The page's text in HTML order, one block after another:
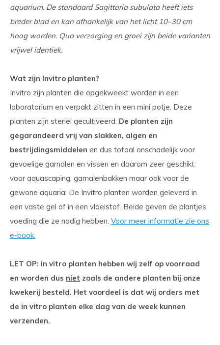
aquarium. De standaard Sagittaria subulata heeft iets
breder blad en kan afhankelijk van het licht 10–30 cm
hoog worden. Qua verzorging en groei zijn beide varianten
vrijwel identiek.
Wat zijn Invitro planten?
Invitro zijn planten die opgekweekt worden in een
laboratorium en verpakt zitten in een mini potje. Deze
planten zijn steriel gecultiveerd. De planten zijn
gegarandeerd vrij van slakken, algen en
bestrijdingsmiddelen en dus totaal onschadelijk voor
gevoelige garnalen en vissen en daarom zeer geschikt
voor aquascaping, garnalenbakken maar ook voor de
gewone aquaria. De Invitro planten worden geleverd in
een vaste gel of in een vloeistof. Beide geven de plantjes
voeding die ze nodig hebben. Voor meer informatie zie ons
e-book.
LET OP: in vitro planten hebben wij zelf op voorraad
en worden dus niet zoals de andere planten bij onze
kwekerij besteld. Het voordeel is dat wij orders met
de in vitro planten elke dag van de week kunnen
verzenden.